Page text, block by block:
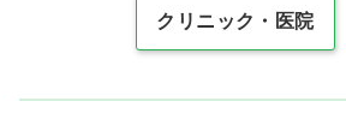
クリニック・医院